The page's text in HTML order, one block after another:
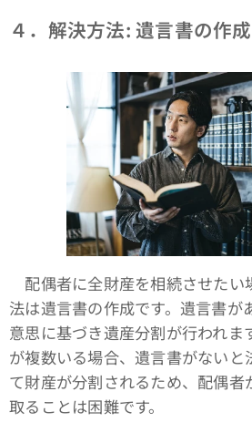
４．解決方法: 遺言書の作成
配偶者に全財産を相続させたい
法は遺言書の作成です。遺言書が
意思に基づき遺産分割が行われま
が複数いる場合、遺言書がないと
て財産が分割されるため、配偶者
取ることは困難です。